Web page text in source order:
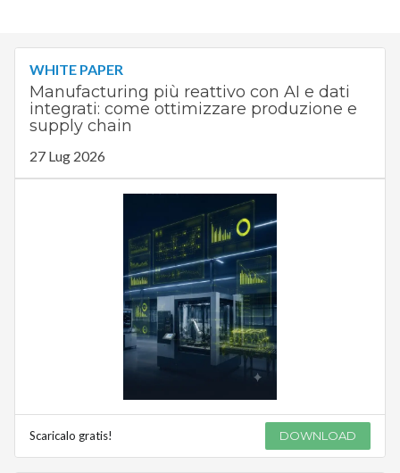
WHITE PAPER
Manufacturing più reattivo con AI e dati
integrati: come ottimizzare produzione e
supply chain
27 Lug 2026
Scaricalo gratis! DOWNLOAD